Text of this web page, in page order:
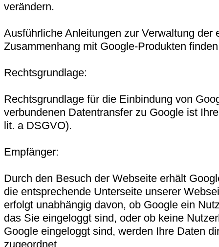
verändern.
Ausführliche Anleitungen zur Verwaltung der
Zusammenhang mit Google-Produkten
Rechtsgrundlage:
Rechtsgrundlage für die Einbindung von
verbundenen Datentransfer zu Google ist
lit. a DSGVO).
Empfänger:
Durch den Besuch der Webseite erhält
die entsprechende Unterseite unserer
erfolgt unabhängig davon, ob Google ein
das Sie eingeloggt sind, oder ob keine
Google eingeloggt sind, werden Ihre Daten
zugeordnet.